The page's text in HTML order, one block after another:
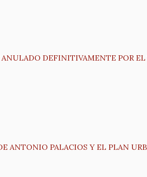
DEFINITIVAMENTE POR
ANTONIO PALACIOS Y EL PLAN